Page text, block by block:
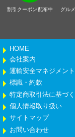
割引クーポン配布中
グル
HOME
会社案内
運輸安全マネジメント
標識・約款
特定商取引法に基づ
個人情報取り扱い
サイトマップ
お問い合わせ